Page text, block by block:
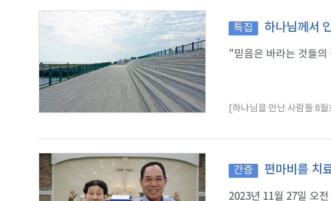
특집 하나님께서
"믿음은 바라는 것들의
[하나님을 만난 사람들 8월
간증 편마비를 치
2023년 11월 27일 오